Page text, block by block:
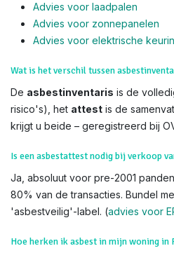
Advies voor laadpalen
Advies voor zonnepanelen
Advies voor elektrische
Wat is het verschil tussen
De asbestinventaris is de
risico's), het attest is de
krijgt u beide – geregistreerd bij
Is een asbestattest nodig bij verkoop
Ja, absoluut voor pre-2001
80% van de transacties. Bundel
'asbestveilig'-label. (advies voor
Hoe herken ik asbest in mijn woning in